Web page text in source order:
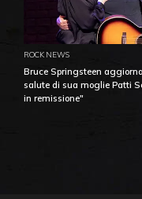
ROCK NEWS
Bruce Springsteen
salute di sua moglie Patti
in remissione"